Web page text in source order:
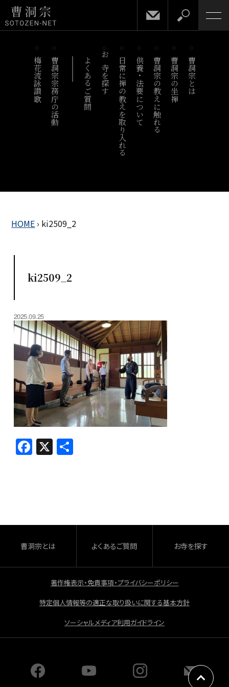
梅花流詠讃歌 曹洞宗宗務庁の活動 よくあるご質問 お寺を探す 日常に禅の教えを取り入れる供養・法要について曹洞宗の教えに触れる 曹洞宗の坐禅 曹洞宗とは
HOME › ki2509_2
ki2509_2
2025.09.25
F
a
o
o
k
X 共
曹洞宗とは よくあるご質問 お寺を探す
著作権表示・免責事項・プライバシーポリシー
特定個人情報等の適正な取り扱いに関する基本方針
ソーシャルメディア利用ガイドライン